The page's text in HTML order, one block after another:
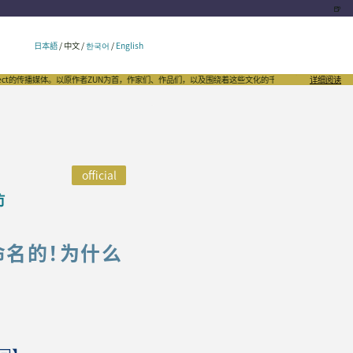
🍺
日本語/ 中文/한국어 / English
以原作者ZUN为首，作家们、作品们，以及围绕着这些文化的千姿百态，向世界发出自豪的
详细阅读
official
的！为什么